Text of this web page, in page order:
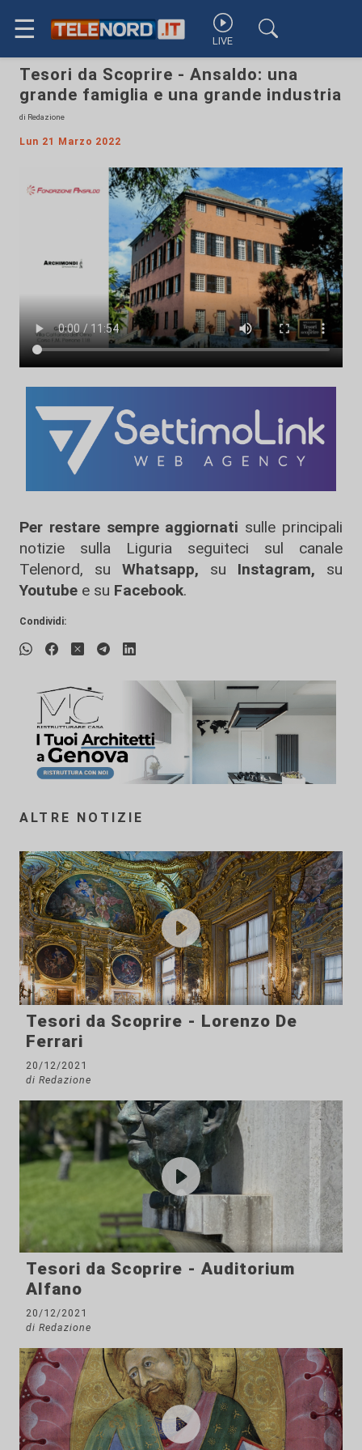
☰ LIVE
Tesori da Scoprire - Ansaldo: una
grande famiglia e una grande industria
di Redazione
Lun 21 Marzo 2022
Per restare sempre aggiornati sulle principali
notizie sulla Liguria seguiteci sul canale
Telenord, su
Whatsapp, su Instagram, su
Youtube e su Facebook.
Condividi:
ALTRE NOTIZIE
Tesori da Scoprire - Lorenzo De
Ferrari
20/12/2021
di Redazione
Tesori da Scoprire - Auditorium
Alfano
20/12/2021
di Redazione